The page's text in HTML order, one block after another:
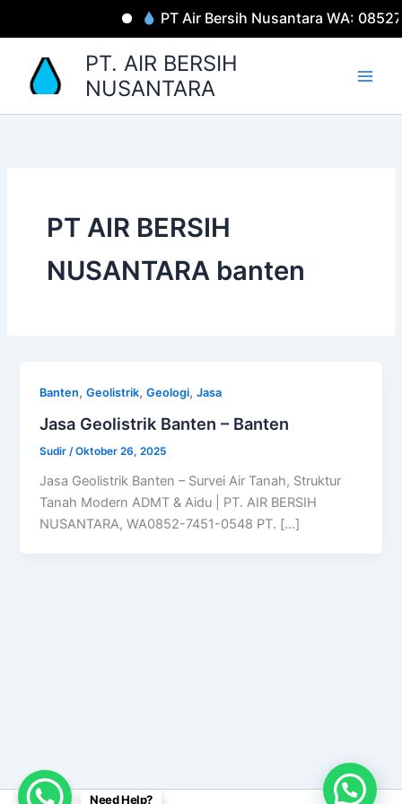
PT Air Bersih Nusantara WA:
PT. AIR BERSIH
NUSANTARA
PT AIR BERSIH
NUSANTARA banten
Banten,Geolistrik,Geologi,Jasa
Jasa Geolistrik Banten – Banten
Sudir /Oktober 26, 2025
Jasa Geolistrik Banten – Survei Air Tanah, Struktur
Tanah Modern ADMT & Aidu | PT. AIR BERSIH
NUSANTARA, WA0852-7451-0548 PT. […]
Need Help?